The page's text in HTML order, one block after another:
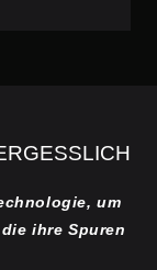
um
ihre Spuren